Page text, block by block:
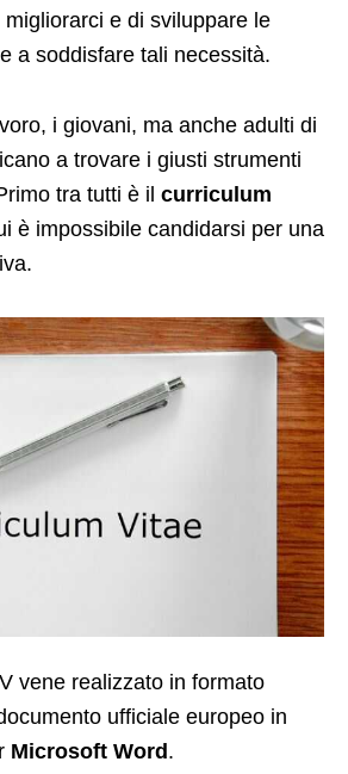
e di sviluppare le
a soddisfare tali necessità.
i giovani, ma anche adulti di
a trovare i giusti strumenti
tra tutti è il curriculum
è impossibile candidarsi per una
vene realizzato in formato
ufficiale europeo in
Microsoft Word .